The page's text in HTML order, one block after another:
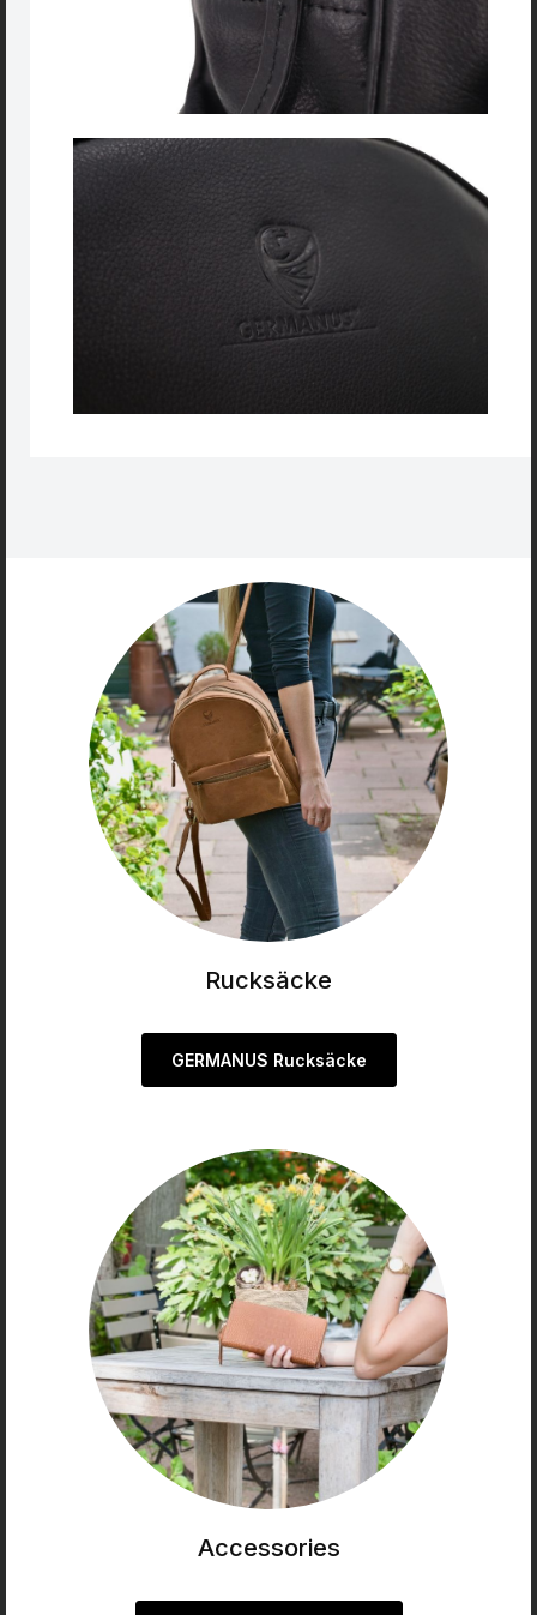
Rucksäcke
GERMANUS Rucksäcke
Accessories